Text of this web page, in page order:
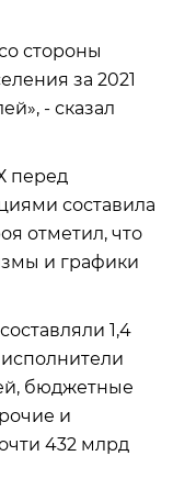
стороны
за 2021
- сказал
перед
составила
отметил, что
и графики
1,4
бюджетные
и
432 млрд